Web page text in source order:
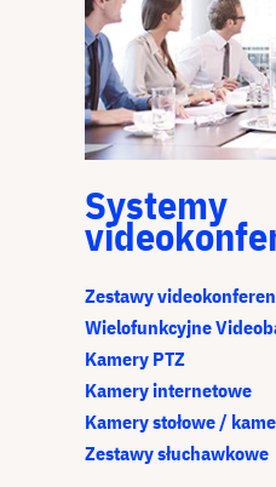
Systemy
Zestawy
Wielofunkcyjne
Kamery PTZ
Kamery internetowe
Kamery stołowe /
Zestawy słuchawkowe